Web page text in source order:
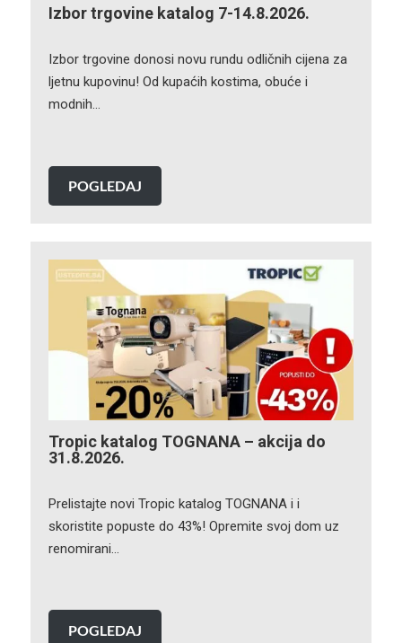
Izbor trgovine katalog 7-14.8.2026.
Izbor trgovine donosi novu rundu odličnih cijena za
ljetnu kupovinu! Od kupaćih kostima, obuće i
modnih…
POGLEDAJ
Tropic katalog TOGNANA – akcija do
31.8.2026.
Prelistajte novi Tropic katalog TOGNANA i i
skoristite popuste do 43%! Opremite svoj dom uz
renomirani…
POGLEDAJ